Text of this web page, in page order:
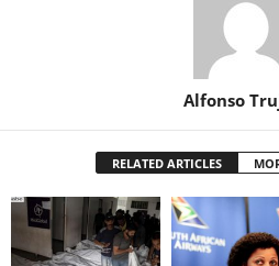
Alfonso
RELATED ARTICLES